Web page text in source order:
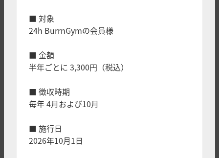
■ 対象
24h BurrnGymの会員様
■ 金額
半年ごとに 3,300円（税込）
■ 徴収時期
毎年 4月および10月
■ 施行日
2026年10月1日